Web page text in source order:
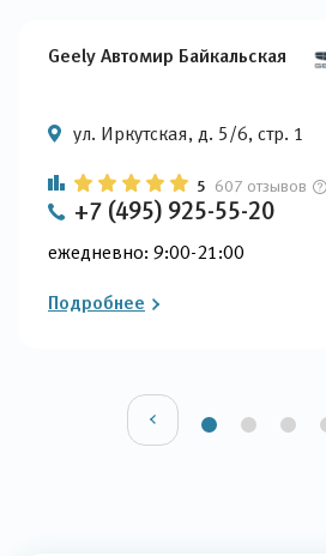
Geely Автомир Байкальская
ул. Иркутская, д. 5/6, стр. 1
5 607 отзывов
+7 (495) 925-55-20
ежедневно: 9:00-21:00
Подробнее